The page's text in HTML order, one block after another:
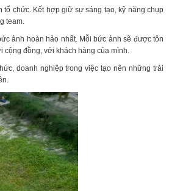
chức. Kết hợp giữ sự sáng tạo, kỹ năng chụp
team.
ảnh hoàn hảo nhất. Mỗi bức ảnh sẽ được tôn
đồng, với khách hàng của mình.
doanh nghiệp trong việc tạo nên những trải